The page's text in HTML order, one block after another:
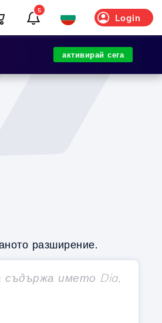
Login
5
активирай сега
разширение.